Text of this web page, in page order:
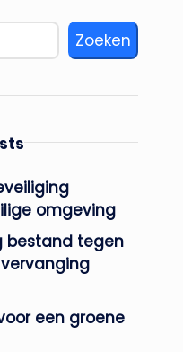
Zoeken
omgeving
bestand tegen
een groene